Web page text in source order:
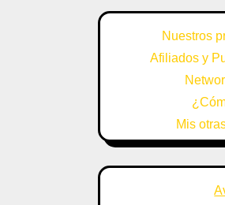
Nuestros
Afiliados y
Mis